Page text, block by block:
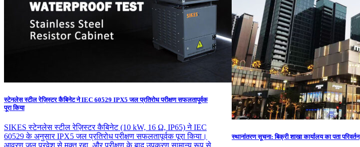
स्टेनलेस स्टील रेज़िस्टर कैबिनेट ने IEC 60529 IPX5 जल प्रतिरोध परीक्षण सफलतापूर्वक
पूरा किया
SIKES स्टेनलेस स्टील रेज़िस्टर कैबिनेट (10 kW, 16 Ω, IP65) ने IEC
60529 के अनुसार IPX5 जल प्रतिरोध परीक्षण सफलतापूर्वक पूरा किया।
आवरण जल प्रवेश से मुक्त रहा, और परीक्षण के बाद उपकरण सामान्य रूप से
स्थानांतरण सूचना: बिक्री शाखा कार्यालय का पता परिवर्तन